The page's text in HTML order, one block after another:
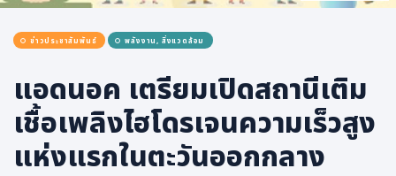
ธุรกิจ, สังคม
การเกษตร
พลังงาน, สิ่งแวดล้อม
ยานยนต์
ข่าวประชาสัมพันธ์ พลังงาน, สิ่งแวดล้อม
แอดนอค เตรียมเปิดสถานีเติม
เชื้อเพลิงไฮโดรเจนความเร็วสูง
แห่งแรกในตะวันออกกลาง